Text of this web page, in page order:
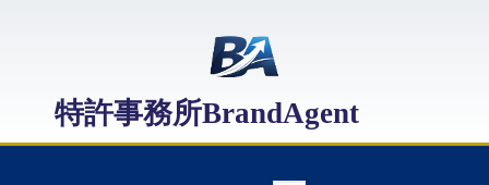
特許事務所BrandAgent